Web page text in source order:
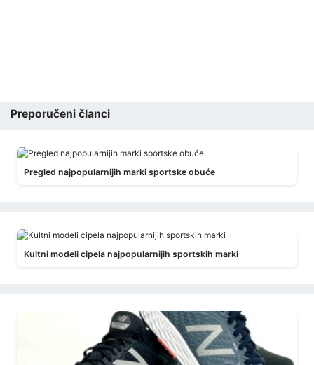
Preporučeni članci
Pregled najpopularnijih marki sportske obuće
Kultni modeli cipela najpopularnijih sportskih marki